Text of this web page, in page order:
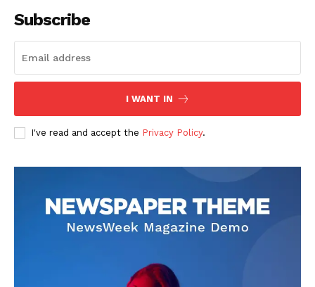
Subscribe
I WANT IN
I've read and accept the Privacy Policy.